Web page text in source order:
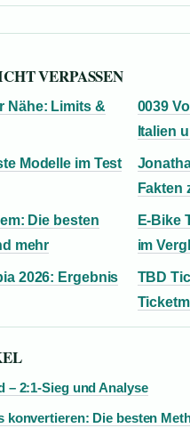
VERPASSEN
Nähe: Limits &
0039
Italien
Modelle im Test
Fakten
Die besten
mehr
E-Bike
im
2026: Ergebnis
TBD
– 2:1-Sieg und Analyse
konvertieren: Die besten